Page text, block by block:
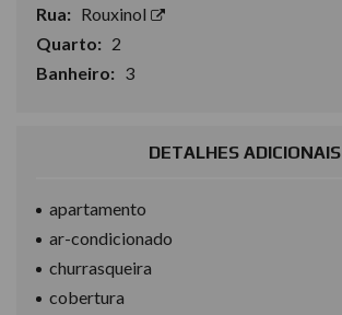
Rua: Rouxinol
Quarto: 2
Banheiro: 3
DETALHES ADICIONAIS
apartamento
ar-condicionado
churrasqueira
cobertura